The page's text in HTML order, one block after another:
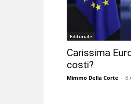
Editoriale
Carissima
costi?
Mimmo Della Corte - 8